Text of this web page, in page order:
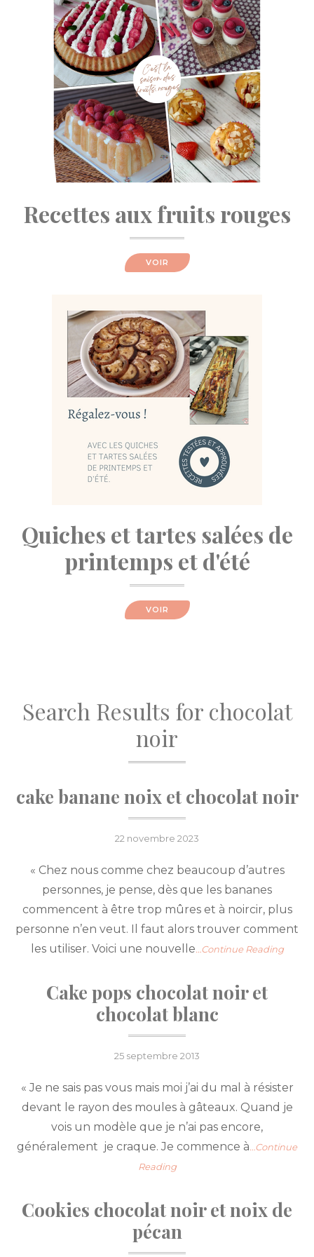
Recettes aux fruits rouges
VOIR
Quiches et tartes salées de
printemps et d'été
VOIR
Search Results for chocolat
noir
cake banane noix et chocolat noir
Posted
22 novembre 2023
« Chez nous comme chez beaucoup d’autres
personnes, je pense, dès que les bananes
commencent à être trop mûres et à noircir, plus
personne n’en veut. Il faut alors trouver comment
les utiliser. Voici une nouvelle…Continue Reading
Cake pops chocolat noir et
chocolat blanc
Posted
25 septembre 2013
« Je ne sais pas vous mais moi j’ai du mal à résister
devant le rayon des moules à gâteaux. Quand je
vois un modèle que je n’ai pas encore,
généralement je craque. Je commence à…Continue
Reading
Cookies chocolat noir et noix de
pécan